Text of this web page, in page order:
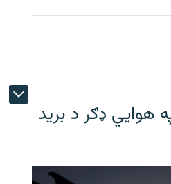
هوايي ډګر د برید